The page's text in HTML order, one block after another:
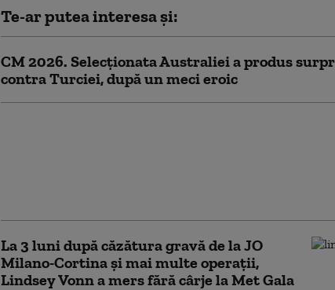
Te-ar putea interesa și:
CM 2026. Selecționata Australiei a produs
contra Turciei, după un meci eroic
La 3 luni după căzătura gravă de la JO
Milano-Cortina și mai multe operații,
Lindsey Vonn a mers fără cârje la Met Gala